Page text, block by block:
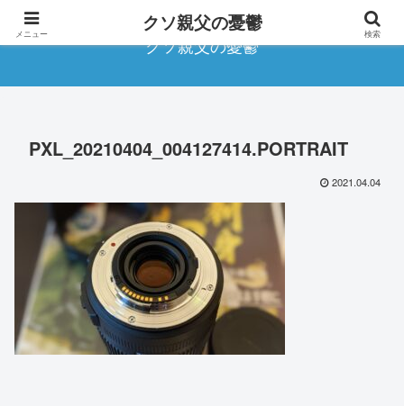
クソ親父の憂鬱
PXL_20210404_004127414.PORTRAIT
2021.04.04
メニュー クソ親父の憂鬱 検索